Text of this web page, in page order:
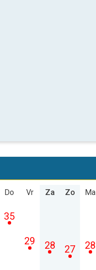
Do
35
Vr
29
Za
28
Zo
27
Ma
28